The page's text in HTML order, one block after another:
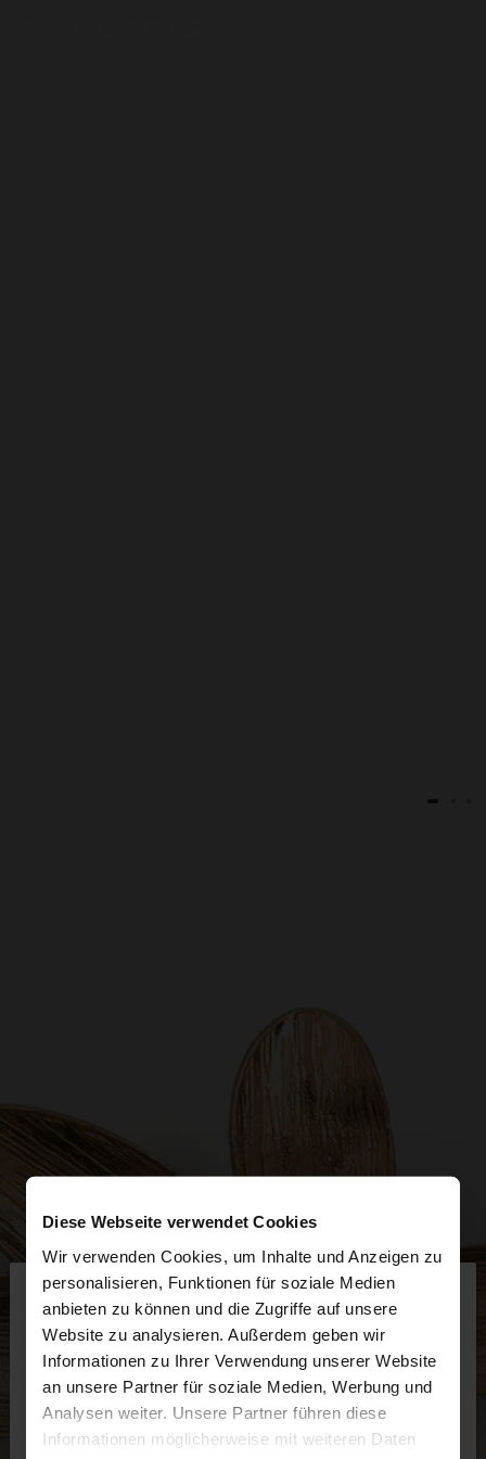
Diese Webseite verwendet Cookies
Wir verwenden Cookies, um Inhalte und Anzeigen zu
personalisieren, Funktionen für soziale Medien
anbieten zu können und die Zugriffe auf unsere
Website zu analysieren. Außerdem geben wir
Informationen zu Ihrer Verwendung unserer Website
an unsere Partner für soziale Medien, Werbung und
Analysen weiter. Unsere Partner führen diese
Informationen möglicherweise mit weiteren Daten
hallo
Sie greifen von Schweiz auf die Website zu.
Möchten Sie unsere United States Website